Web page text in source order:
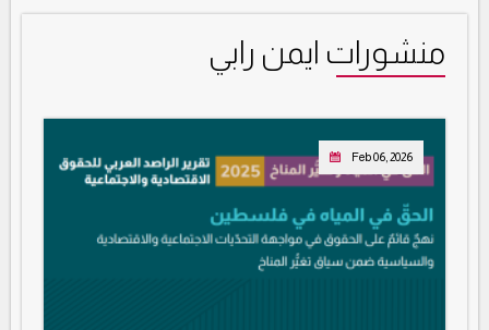
منشورات ايمن رابي
Feb 06, 2026